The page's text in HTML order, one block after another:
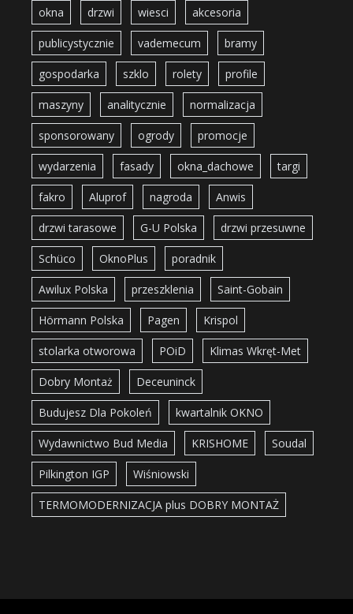
okna drzwi wiesci akcesoria
publicystycznie vademecum bramy
gospodarka szklo rolety profile
maszyny analitycznie normalizacja
sponsorowany ogrody promocje
wydarzenia fasady okna_dachowe targi
fakro Aluprof nagroda Anwis
drzwi tarasowe G-U Polska drzwi przesuwne
Schüco OknoPlus poradnik
Awilux Polska przeszklenia Saint-Gobain
Hörmann Polska Pagen Krispol
stolarka otworowa POiD Klimas Wkręt-Met
Dobry Montaż Deceuninck
Budujesz Dla Pokoleń kwartalnik OKNO
Wydawnictwo Bud Media KRISHOME Soudal
Pilkington IGP Wiśniowski
TERMOMODERNIZACJA plus DOBRY MONTAŻ